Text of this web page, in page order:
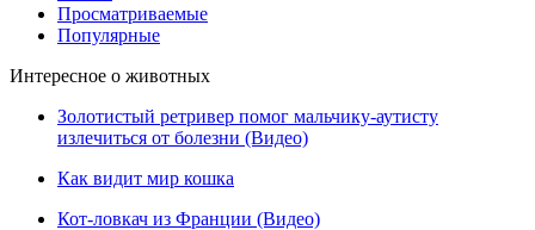
Просматриваемые
Популярные
Интересное о животных
Золотистый ретривер помог мальчику-аутисту
излечиться от болезни (Видео)
Как видит мир кошка
Кот-ловкач из Франции (Видео)